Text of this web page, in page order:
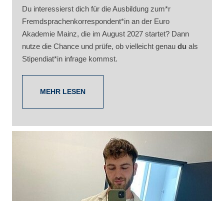
Du interessierst dich für die Ausbildung zum*r
Fremdsprachenkorrespondent*in an der Euro
Akademie Mainz, die im August 2027 startet? Dann
nutze die Chance und prüfe, ob vielleicht genaudu als
Stipendiat*in infrage kommst.
MEHR LESEN